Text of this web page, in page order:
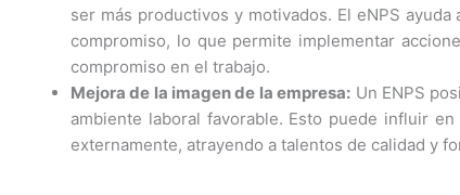
ser más productivos y motivados. El eNPS
compromiso, lo que permite implementar
compromiso en el trabajo.
Mejora de la imagen de la empresa: Un ENPS
ambiente laboral favorable. Esto puede influir
externamente, atrayendo a talentos de calidad y